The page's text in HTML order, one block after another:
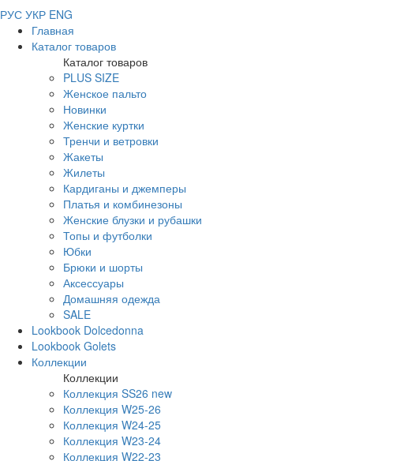
РУС УКР ENG
Главная
Каталог товаров
Каталог товаров
PLUS SIZE
Женское пальто
Новинки
Женские куртки
Тренчи и ветровки
Жакеты
Жилеты
Кардиганы и джемперы
Платья и комбинезоны
Женские блузки и рубашки
Топы и футболки
Юбки
Брюки и шорты
Аксессуары
Домашняя одежда
SALE
Lookbook Dolcedonna
Lookbook Golets
Коллекции
Коллекции
Коллекция SS26 new
Коллекция W25-26
Коллекция W24-25
Коллекция W23-24
Коллекция W22-23